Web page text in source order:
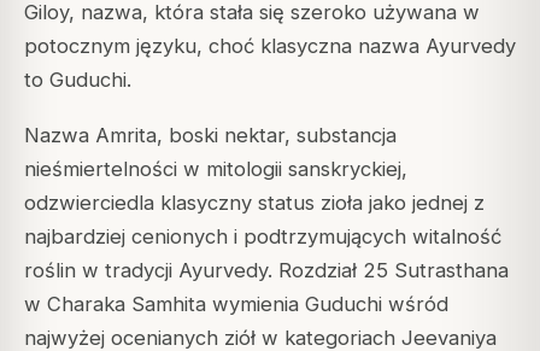
Giloy, nazwa, która stała się szeroko używana w
potocznym języku, choć klasyczna nazwa Ayurvedy
to Guduchi.
Nazwa Amrita, boski nektar, substancja
nieśmiertelności w mitologii sanskryckiej,
odzwierciedla klasyczny status zioła jako jednej z
najbardziej cenionych i podtrzymujących witalność
roślin w tradycji Ayurvedy. Rozdział 25 Sutrasthana
w Charaka Samhita wymienia Guduchi wśród
najwyżej ocenianych ziół w kategoriach Jeevaniya